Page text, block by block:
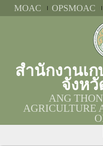
MOAC OPSMOAC
สำนักงานเ
จังหวั
ANG
AGRICULTURE